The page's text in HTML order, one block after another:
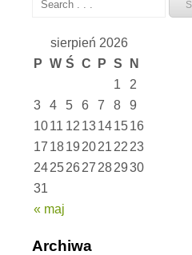
sierpień 2026
P W Ś C P S N
« maj
1
2
3
4 5 6 7 8
9
1011 12 13141516
17 1819 2021 22 23
24252627 282930
31
Archiwa